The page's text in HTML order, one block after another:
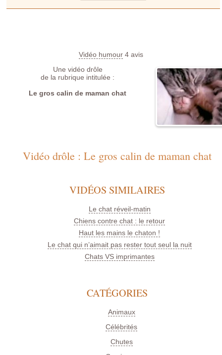
Vidéo humour 4 avis
Une vidéo drôle
de la rubrique intitulée :
Le gros calin de maman chat
Vidéo drôle : Le gros calin de maman chat
VIDÉOS SIMILAIRES
Le chat réveil-matin
Chiens contre chat : le retour
Haut les mains le chaton !
Le chat qui n’aimait pas rester tout seul la nuit
Chats VS imprimantes
CATÉGORIES
Animaux
Célébrités
Chutes